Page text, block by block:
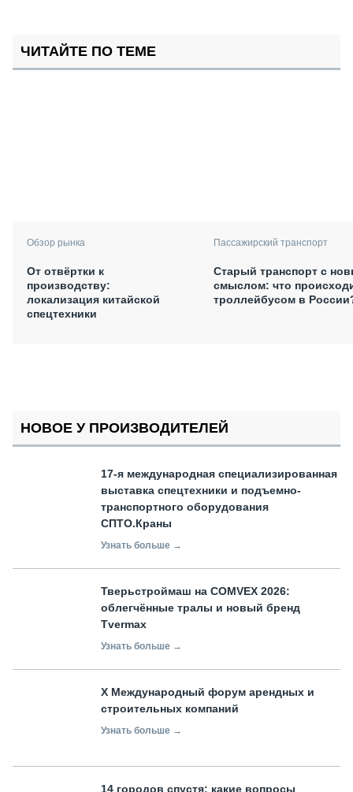
ЧИТАЙТЕ ПО ТЕМЕ
Обзор рынка
От отвёртки к
производству:
локализация китайской
спецтехники
Пассажирский транспорт
Старый транспорт с
смыслом: что
троллейбусом в
НОВОЕ У ПРОИЗВОДИТЕЛЕЙ
17-я международная специализированная
выставка спецтехники и подъемно-
транспортного оборудования
СПТО.Краны
Узнать больше →
Тверьстроймаш на COMVEX 2026:
облегчённые тралы и новый бренд
Tvermax
Узнать больше →
X Международный форум арендных и
строительных компаний
Узнать больше →
14 городов спустя: какие вопросы